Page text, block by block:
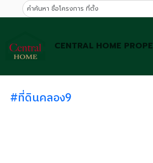
CENTRAL HOME
#ที่ดินคลอง9